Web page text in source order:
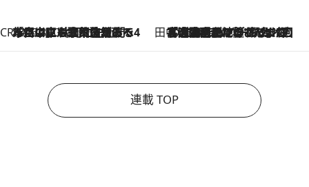
CREA'S CHOICE
2026.8.7
「立川にも歌舞伎があるんだよ」 片岡仁左衛門・市川中車ら豪華座組みで4年目の立川立飛歌舞伎へ 田中稲の勝手に再ブーム
2026.8.7
「湘南乃風に憧れて」観客大盛上がりの“タオル回し”に、ラッパー顔負けの高速歌唱まで…さだまさし（74）のアグレッシブすぎる現在地
連載 TOP